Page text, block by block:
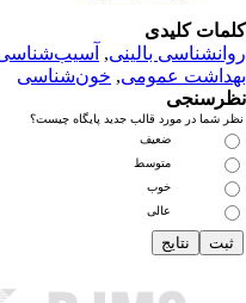
کلیدی
بالینی, آسیب‌شناسی,
عمومی, خون‌شناسی
شما در مورد قالب جدید پایگاه چیست؟
ضعیف
متوسط
خوب
عالی